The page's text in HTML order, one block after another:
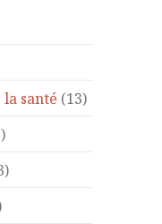
santé (13)